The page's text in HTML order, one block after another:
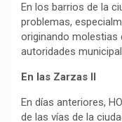
En los barrios de la
problemas,
originando molestias
autoridades
En las Zarzas II
En días anteriores,
de las vías de la